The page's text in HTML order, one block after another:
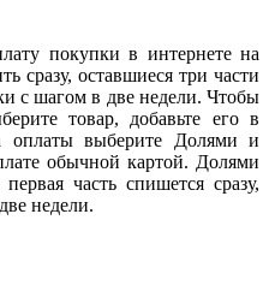
покупки в интернете на
сразу, оставшиеся три части
с шагом в две недели. Чтобы
товар, добавьте его в
оплаты выберите Долями и
обычной картой. Долями
часть спишется сразу,
недели.